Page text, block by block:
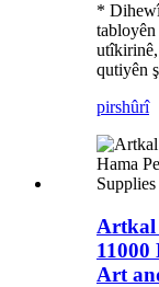
*
tabloyên
qutiyên
pirshûrî
Artkal
11000
Art